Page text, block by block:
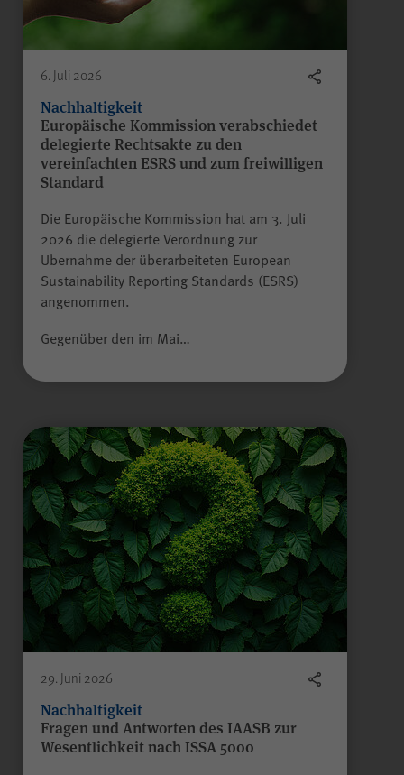
6. Juli 2026
Nachhaltigkeit
Europäische Kommission verabschiedet
delegierte Rechtsakte zu den
vereinfachten ESRS und zum freiwilligen
Standard
Die Europäische Kommission hat am 3. Juli
2026 die delegierte Verordnung zur
Übernahme der überarbeiteten European
Sustainability Reporting Standards (ESRS)
angenommen.
Gegenüber den im Mai…
29. Juni 2026
Nachhaltigkeit
Fragen und Antworten des IAASB zur
Wesentlichkeit nach ISSA 5000
Anbieter
Laufzeit
Zweck
Gilt nur für den
passwortgeschützten
Mitgliederbereich „Meine
Temporäres Speichern von
Informationen eines Besuchers
durch
JSP(JavaServer Pages)
zur Gewährleistung der
einwandfreien Funktionsweise
Anbieter WPK
Laufzeit 60 Sekunden
Zweck
Gilt nur für den
passwortgeschützten
Mitgliederbereich „Meine
WPK“:
einer genauen Scroll-Position
des Mitgliederbereichs.